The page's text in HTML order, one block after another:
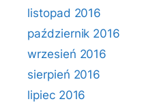
listopad 2016
październik 2016
wrzesień 2016
sierpień 2016
lipiec 2016